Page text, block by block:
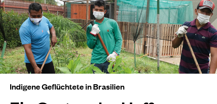
Indigene Geflüchtete in Brasilien